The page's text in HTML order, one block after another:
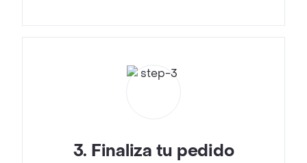
3. Finaliza tu pedido